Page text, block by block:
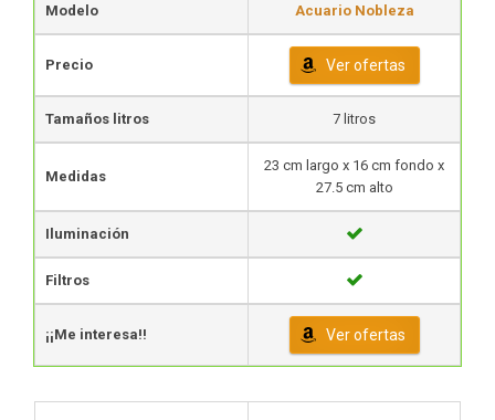
Modelo Acuario Nobleza
Precio Ver ofertas
Tamaños litros 7 litros
Medidas
23 cm largo x 16 cm fondo x
27.5 cm alto
Iluminación
Filtros
¡¡Me interesa!! Ver ofertas